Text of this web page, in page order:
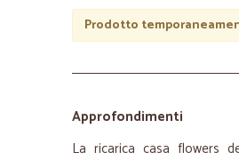
Prodotto
Approfondimenti
La ricarica casa flowers